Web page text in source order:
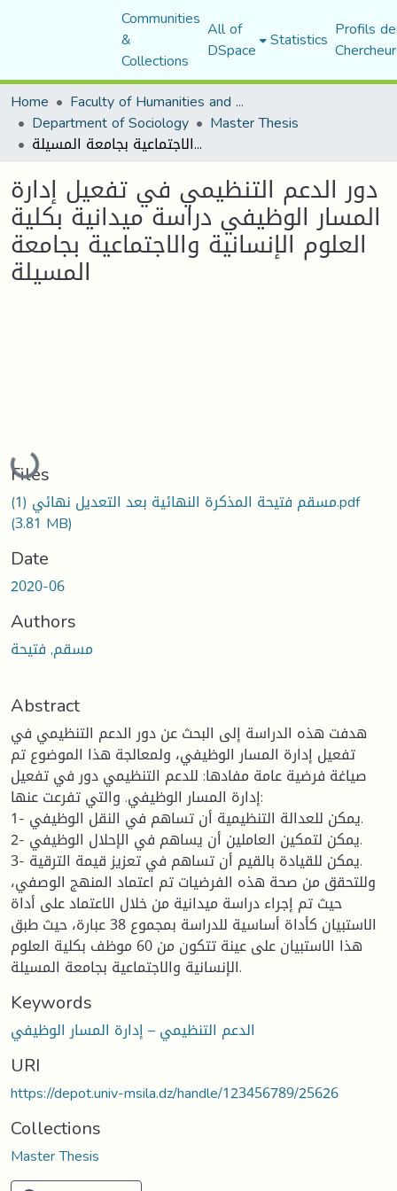
Communities
&
Collections
All of
DSpace Statistics Profils
Home
Faculty of Humanities and Social Sciences
Department of Sociology Master Thesis
دور الدعم التنظيمي في تفعيل إدارة المسار الوظيفي دراسة ميدانية بكلية العلوم الإنسانية والاجتماعية بجامعة المسيلة
دور الدعم التنظيمي في تفعيل إدارة
المسار الوظيفي دراسة ميدانية بكلية
العلوم الإنسانية والاجتماعية بجامعة
المسيلة
Loading...
Files
مسقم فتيحة المذكرة النهائية بعد التعديل نهائي (1).pdf
(3.81 MB)
Date
2020-06
Authors
مسقم, فتيحة
Abstract
هدفت هذه الدراسة إلى البحث عن دور الدعم التنظيمي في
تفعيل إدارة المسار الوظيفي، ولمعالجة هذا الموضوع تم
صياغة فرضية عامة مفادها: للدعم التنظيمي دور في تفعيل
إدارة المسار الوظيفي. والتي تفرعت عنها:
1- يمكن للعدالة التنظيمية أن تساهم في النقل الوظيفي.
2- يمكن لتمكين العاملين أن يساهم في الإحلال الوظيفي.
3- يمكن للقيادة بالقيم أن تساهم في تعزيز قيمة الترقية.
وللتحقق من صحة هذه الفرضيات تم اعتماد المنهج الوصفي،
حيث تم إجراء دراسة ميدانية من خلال الاعتماد على أداة
الاستبيان كأداة أساسية للدراسة بمجموع 38 عبارة، حيث طبق
هذا الاستبيان على عينة تتكون من 60 موظف بكلية العلوم
الإنسانية والاجتماعية بجامعة المسيلة.
Keywords
الدعم التنظيمي – إدارة المسار الوظيفي
URI
https://depot.univ-msila.dz/handle/123456789/25626
Collections
Master Thesis